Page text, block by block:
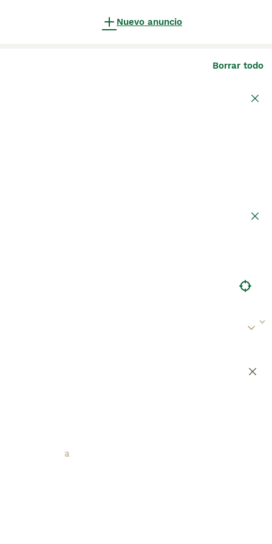
Nuevo anuncio
Borrar todo